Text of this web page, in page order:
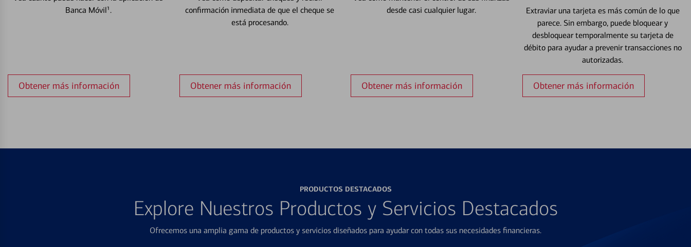
Banca Móvil¹.
Obtener más información
confirmación inmediata de que el cheque se
está procesando.
Obtener más información
desde casi cualquier lugar.
Obtener más información
Extraviar una tarjeta es más común de lo que
parece. Sin embargo, puede bloquear y
desbloquear temporalmente su tarjeta de
débito para ayudar a prevenir transacciones no
autorizadas.
Obtener más información
PRODUCTOS DESTACADOS
Explore Nuestros Productos y Servicios Destacados
Ofrecemos una amplia gama de productos y servicios diseñados para ayudar con todas sus necesidades financieras.